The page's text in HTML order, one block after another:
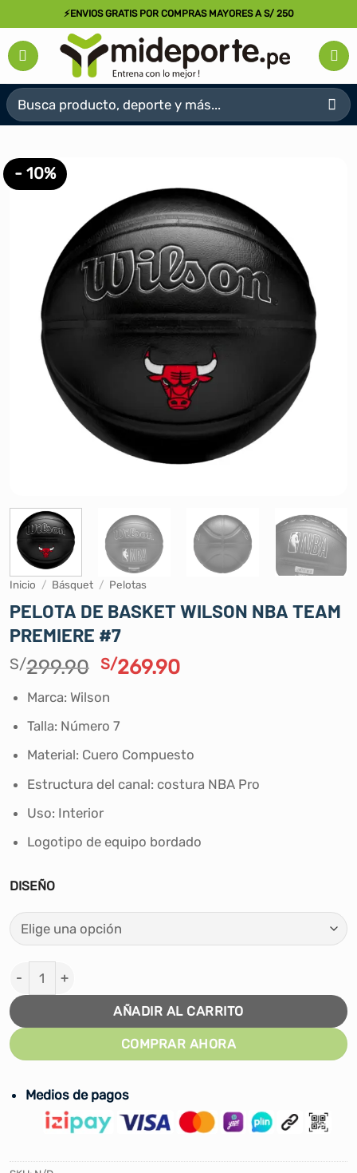
al
contenido
⚡ENVIOS GRATIS POR COMPRAS MAYORES A S/ 250
Buscar
por:
- 10%
Inicio / Básquet / Pelotas
PELOTA DE BASKET WILSON NBA TEAM
PREMIERE #7
S/299.90 El
original
era:
S/299.90.
S/269.90El
S/269.90.
Marca: Wilson
Talla: Número 7
Material: Cuero Compuesto
Estructura del canal: costura NBA Pro
Uso: Interior
Logotipo de equipo bordado
DISEÑO
PELOTA DE BASKET WILSON NBA TEAM PREMIERE #7
AÑADIR AL CARRITO
COMPRAR AHORA
Medios de pagos